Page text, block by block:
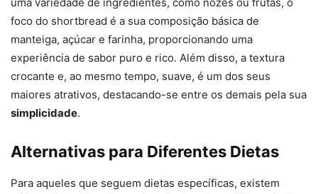
foco do shortbread é a sua composição básica de
manteiga, açúcar e farinha, proporcionando uma
experiência de sabor puro e rico. Além disso, a textura
crocante e, ao mesmo tempo, suave, é um dos seus
maiores atrativos, destacando-se entre os demais pela sua
simplicidade.
Alternativas para Diferentes Dietas
Para aqueles que seguem dietas específicas, existem